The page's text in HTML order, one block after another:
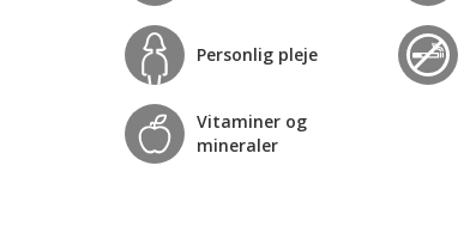
Personlig pleje
Vitaminer og
mineraler